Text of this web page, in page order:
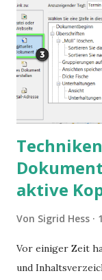
aktive
Von Sigrid Hess
Vor einiger Zeit
und